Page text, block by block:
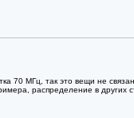
МГц, так это вещи не
распределение в других